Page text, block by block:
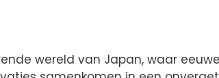
wereld van Japan, waar